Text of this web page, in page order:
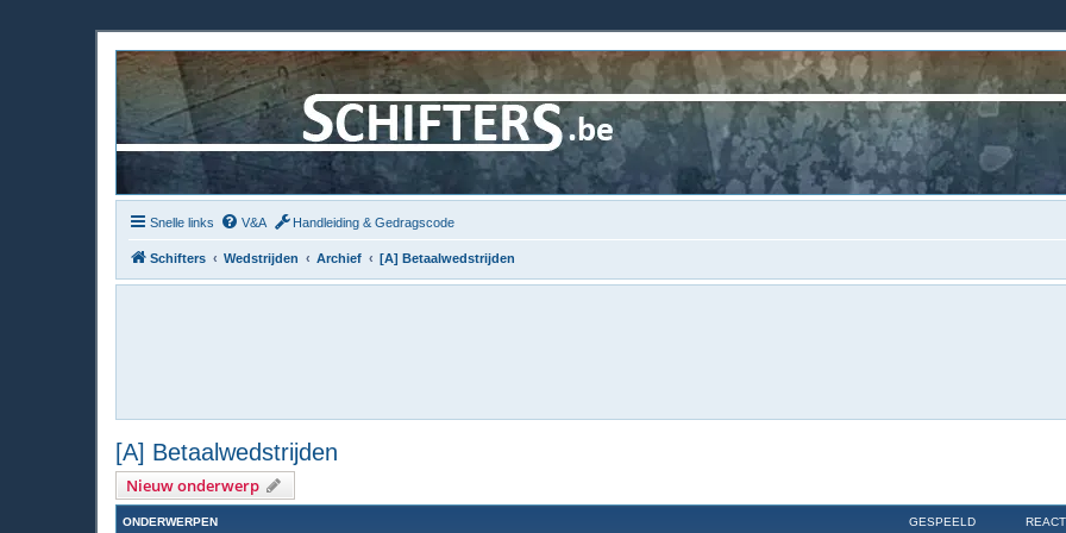
Snelle links V&A Handleiding & Gedragscode
Schifters Wedstrijden Archief [A] Betaalwedstrijden
[A] Betaalwedstrijden
Nieuw onderwerp
ONDERWERPEN GESPEELD